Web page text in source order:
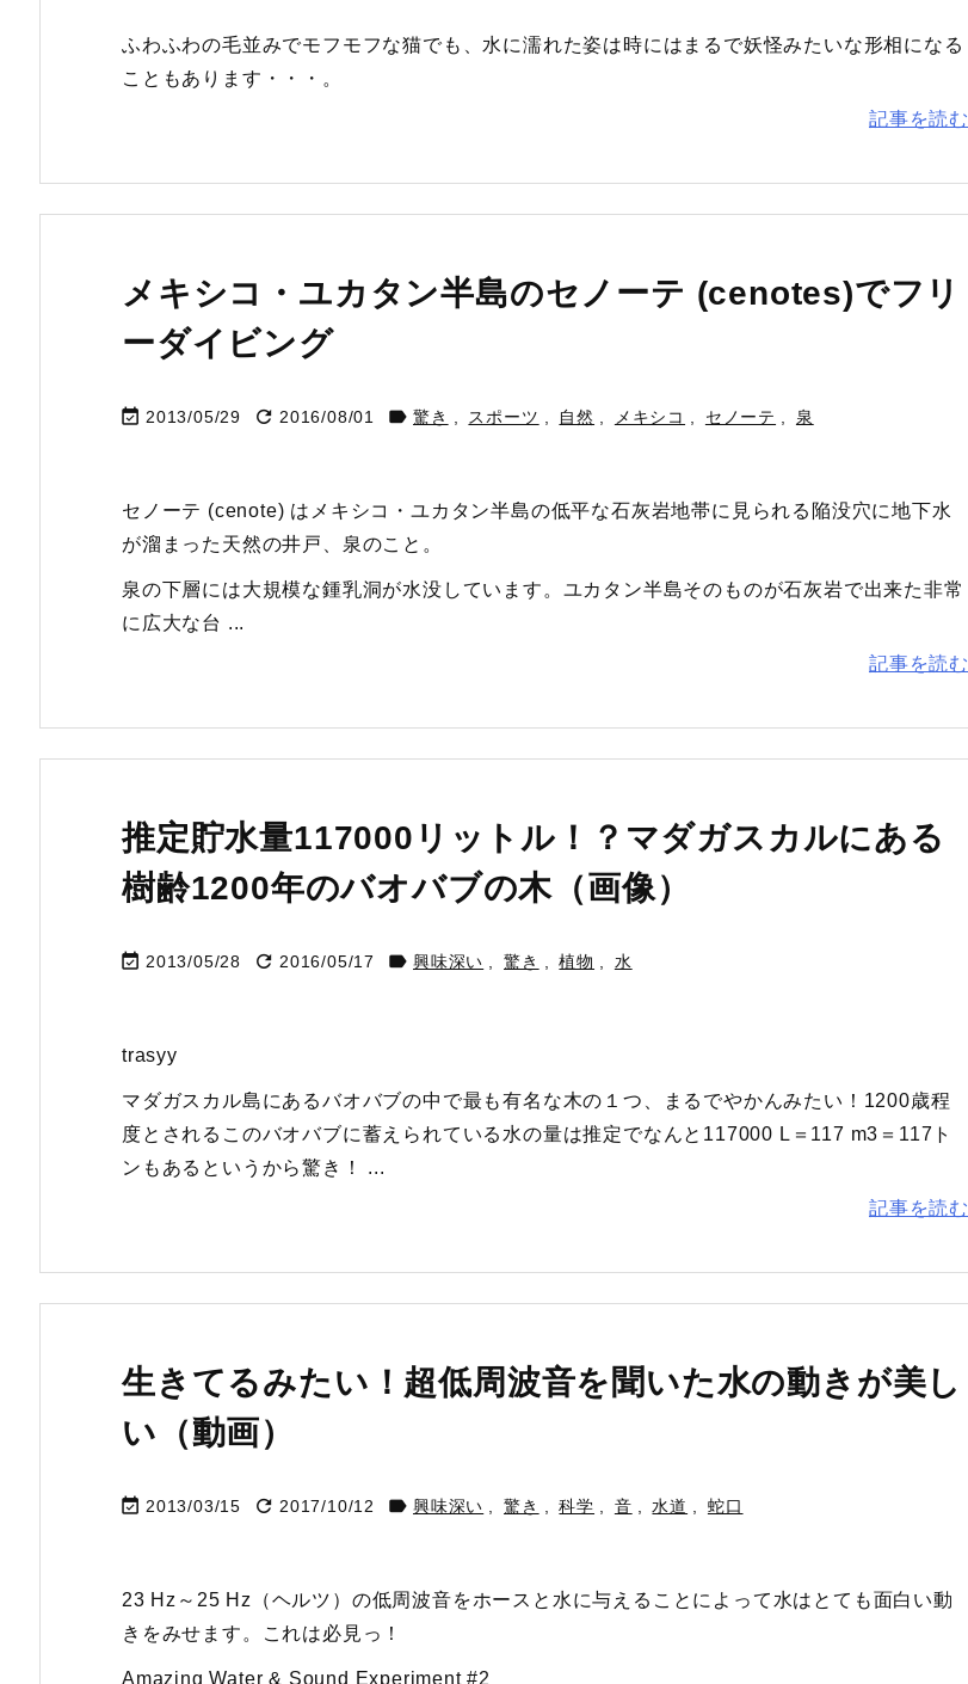
ふわふわの毛並みでモフモフな猫でも、水に濡れた姿は時にはまるで妖怪みたいな形相になる
こともあります・・・。
記事を読む
メキシコ・ユカタン半島のセノーテ (cenotes)でフリ
ーダイビング
 2013/05/29  2016/08/01  驚き スポーツ 自然 メキシコ セノーテ 泉
セノーテ (cenote) はメキシコ・ユカタン半島の低平な石灰岩地帯に見られる陥没穴に地下水
が溜まった天然の井戸、泉のこと。
泉の下層には大規模な鍾乳洞が水没しています。ユカタン半島そのものが石灰岩で出来た非常
に広大な台 ...
記事を読む
推定貯水量117000リットル！？マダガスカルにある
樹齢1200年のバオバブの木（画像）
 2013/05/28  2016/05/17  興味深い 驚き 植物 水
trasyy
マダガスカル島にあるバオバブの中で最も有名な木の１つ、まるでやかんみたい！1200歳程
度とされるこのバオバブに蓄えられている水の量は推定でなんと117000 L＝117 m3＝117ト
ンもあるというから驚き！ ...
記事を読む
生きてるみたい！超低周波音を聞いた水の動きが美し
い（動画）
 2013/03/15  2017/10/12  興味深い 驚き 科学 音 水道 蛇口
23 Hz～25 Hz（ヘルツ）の低周波音をホースと水に与えることによって水はとても面白い動
きをみせます。これは必見っ！
Amazing Water & Sound Experiment #2